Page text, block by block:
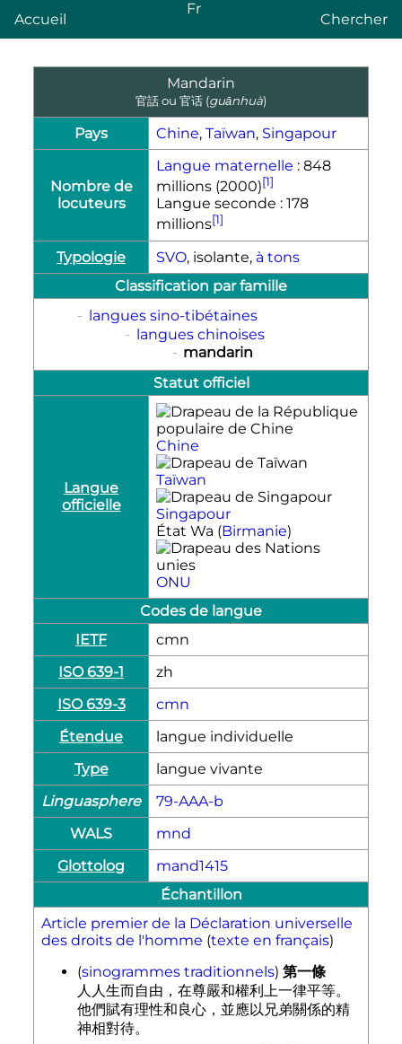
Accueil
Fr
Chercher
Mandarin
官話ou 官话 (guānhuà)
Pays Chine, Taïwan, Singapour
Nombre de
locuteurs
Langue maternelle : 848
millions (2000)[1]
Langue seconde : 178
millions[1]
Typologie SVO, isolante, à tons
Classification par famille
-
langues sino-tibétaines
- langues chinoises
- mandarin
Statut officiel
Langue
officielle
Chine
Taïwan
Singapour
État Wa (Birmanie)
ONU
Codes de langue
IETF
cmn
ISO 639-1
zh
ISO 639-3
cmn
Étendue
langue individuelle
Type
langue vivante
Linguasphere
79-AAA-b
WALS
mnd
Glottolog
mand1415
Échantillon
Article premier de la Déclaration universelle
des droits de l'homme (texte en français)
(sinogrammes traditionnels) 第一條
人人生而自由，在尊嚴和權利上一律平等。
他們賦有理性和良心，並應以兄弟關係的精
神相對待。